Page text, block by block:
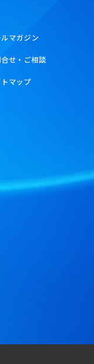
ルマガジン
せ・ご相談
マップ